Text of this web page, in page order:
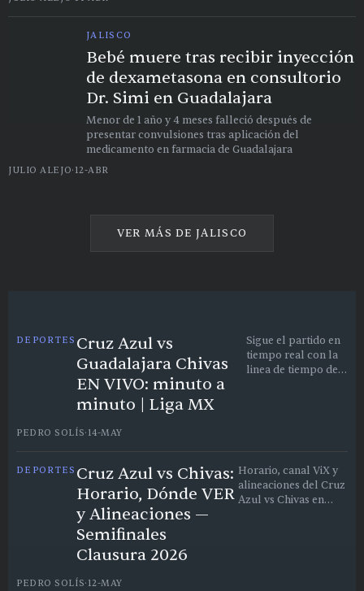
JALISCO
Bebé muere tras recibir inyección
de dexametasona en consultorio
Dr. Simi en Guadalajara
Menor de 1 año y 4 meses falleció después de
presentar convulsiones tras aplicación del
medicamento en farmacia de Guadalajara
JULIO ALEJO· 12-ABR
VER MÁS DE JALISCO
DEPORTES Cruz Azul vs
Guadalajara Chivas
EN VIVO: minuto a
minuto | Liga MX
Sigue el partido en
tiempo real con la
linea de tiempo de
PEDRO SOLÍS· 14-MAY
DEPORTES Cruz Azul vs Chivas:
Horario, Dónde VER
y Alineaciones —
Semifinales
Clausura 2026
Horario, canal ViX y
alineaciones del Cruz
Azul vs Chivas en
PEDRO SOLÍS· 12-MAY